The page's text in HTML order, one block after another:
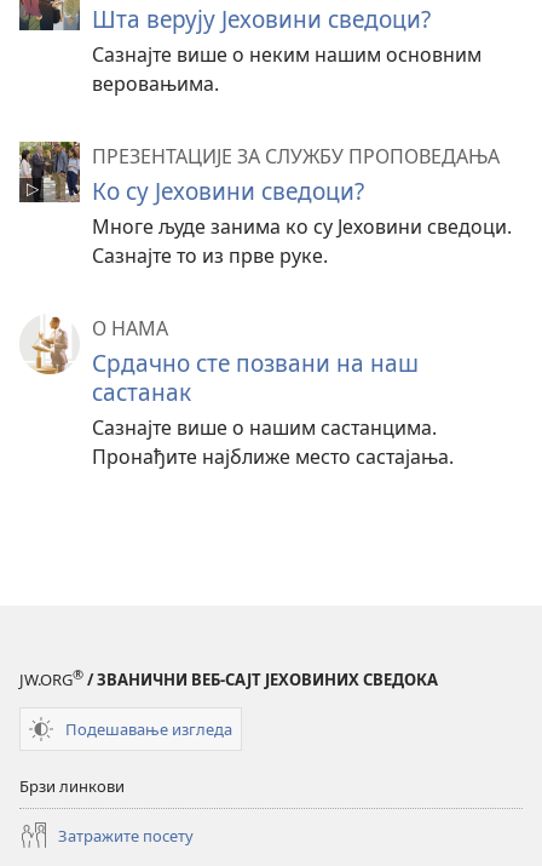
Шта верују Јеховини сведоци?
Сазнајте више о неким нашим основним
веровањима.
ПРЕЗЕНТАЦИЈЕ ЗА СЛУЖБУ ПРОПОВЕДАЊА
Ко су Јеховини сведоци?
Многе људе занима ко су Јеховини сведоци.
Сазнајте то из прве руке.
О НАМА
Срдачно сте позвани на наш
састанак
Сазнајте више о нашим састанцима.
Пронађите најближе место састајања.
JW.ORG® / ЗВАНИЧНИ ВЕБ-САЈТ ЈЕХОВИНИХ СВЕДОКА
Подешавање изгледа
Брзи линкови
Затражите посету